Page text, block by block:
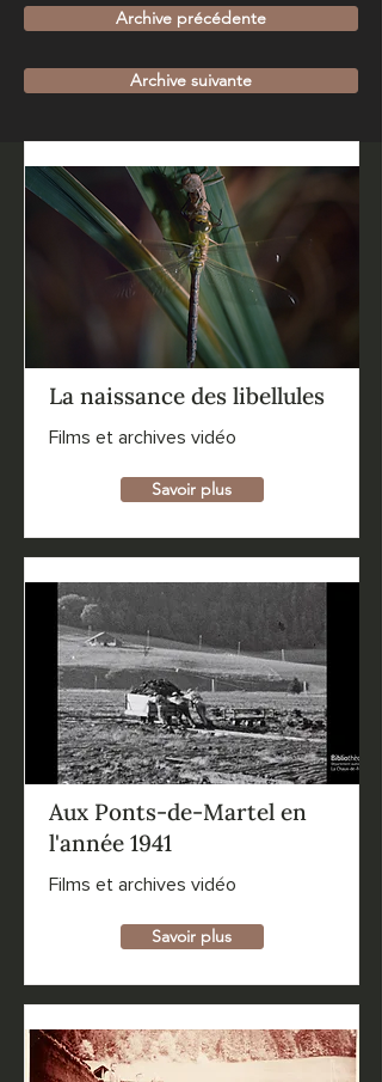
Archive précédente
Archive suivante
La naissance des libellules
Films et archives vidéo
Savoir plus
Aux Ponts-de-Martel en
l'année 1941
Films et archives vidéo
Savoir plus